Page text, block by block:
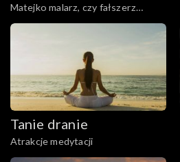
Matejko malarz, czy fałszerz
historii?
Tanie dranie
Atrakcje medytacji